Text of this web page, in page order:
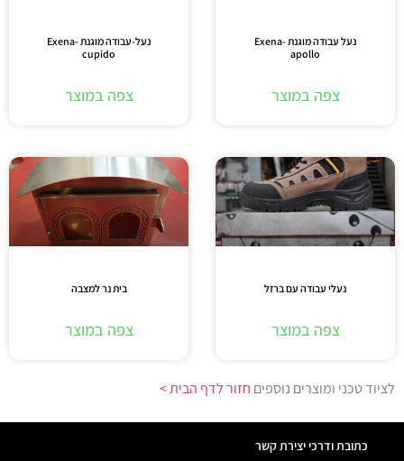
נעל עבודה מוגנת Exena-
apollo
צפה במוצר
נעל-עבודה מוגנת Exena-
cupido
צפה במוצר
נעלי עבודה עם ברזל
צפה במוצר
בית נר למצבה
צפה במוצר
לציוד טכני ומוצרים נוספים חזור לדף הבית >
כתובת ודרכי יצירת קשר